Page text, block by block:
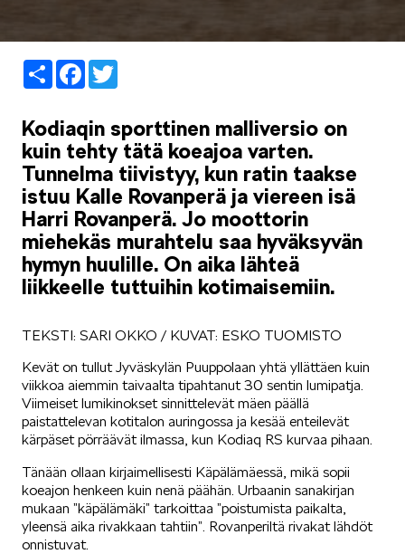
SIMPLY CLEVER
SÄHKÖAUTOILU
KOEAJOSSA
ShareFacebook
Kodiaqin sporttinen malliversio on
kuin tehty tätä koeajoa varten.
Tunnelma tiivistyy, kun ratin taakse
istuu Kalle Rovanperä ja viereen isä
Harri Rovanperä. Jo moottorin
miehekäs murahtelu saa hyväksyvän
hymyn huulille. On aika lähteä
liikkeelle tuttuihin kotimaisemiin.
TEKSTI: SARI OKKO / KUVAT: ESKO TUOMISTO
Kevät on tullut Jyväskylän Puuppolaan yhtä yllättäen kuin
viikkoa aiemmin taivaalta tipahtanut 30 sentin lumipatja.
Viimeiset lumikinokset sinnittelevät mäen päällä
paistattelevan kotitalon auringossa ja kesää enteilevät
kärpäset pörräävät ilmassa, kun Kodiaq RS kurvaa pihaan.
Tänään ollaan kirjaimellisesti Käpälämäessä, mikä sopii
koeajon henkeen kuin nenä päähän. Urbaanin sanakirjan
mukaan ”käpälämäki” tarkoittaa ”poistumista paikalta,
yleensä aika rivakkaan tahtiin”. Rovanperiltä rivakat lähdöt
onnistuvat.